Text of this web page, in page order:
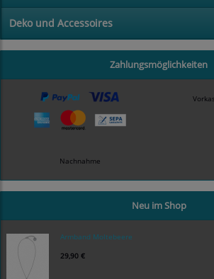
Deko und Accessoires
Zahlungsmöglichkeiten
Nachnahme
Neu im Shop
Armband Moltebeere
29,90 €